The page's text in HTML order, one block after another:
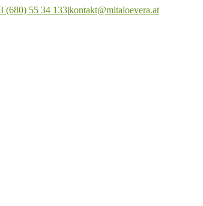
(680) 55 34 133|kontakt@mitaloevera.at